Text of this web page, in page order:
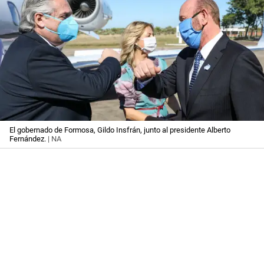
El gobernado de Formosa, Gildo Insfrán, junto al presidente Alberto
Fernández. | NA